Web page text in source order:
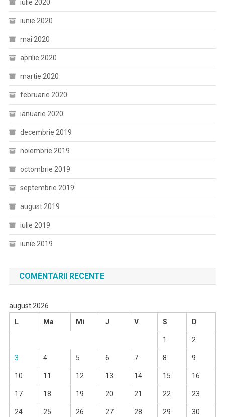
iulie 2020
iunie 2020
mai 2020
aprilie 2020
martie 2020
februarie 2020
ianuarie 2020
decembrie 2019
noiembrie 2019
octombrie 2019
septembrie 2019
august 2019
iulie 2019
iunie 2019
COMENTARII RECENTE
august 2026
L
Ma Mi J V S D
1 2
3 4 5 6 7 8 9
10 11 12 13 14 15 16
17 18 19 20 21 22 23
24 25 26 27 28 29 30